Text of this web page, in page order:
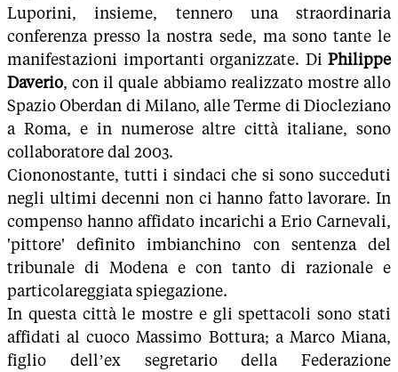
Luporini, insieme, tennero una straordinaria
conferenza presso la nostra sede, ma sono tante le
manifestazioni importanti organizzate. Di Philippe
Daverio, con il quale abbiamo realizzato mostre allo
Spazio Oberdan di Milano, alle Terme di Diocleziano
a Roma, e in numerose altre città italiane, sono
collaboratore dal 2003.
Ciononostante, tutti i sindaci che si sono succeduti
negli ultimi decenni non ci hanno fatto lavorare. In
compenso hanno affidato incarichi a Erio Carnevali,
'pittore' definito imbianchino con sentenza del
tribunale di Modena e con tanto di razionale e
particolareggiata spiegazione.
In questa città le mostre e gli spettacoli sono stati
affidati al cuoco Massimo Bottura; a Marco Miana,
figlio dell’ex segretario della Federazione